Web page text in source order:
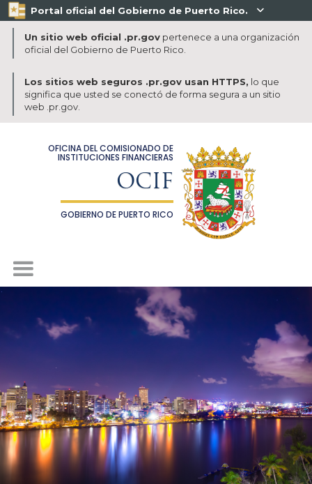
Portal oficial del Gobierno de Puerto Rico. 
Un sitio web oficial .pr.govpertenece a una organización
oficial del Gobierno de Puerto Rico.
Los sitios web seguros .pr.gov usan HTTPS, lo que
significa que usted se conectó de forma segura a un sitio
web .pr.gov.
OFICINA DEL COMISIONADO DE
INSTITUCIONES FINANCIERAS
OCIF
GOBIERNO DE PUERTO RICO